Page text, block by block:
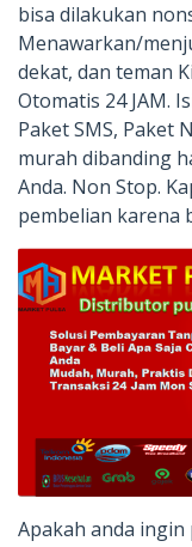
bisa dilakukan
Menawarkan/
dekat, dan teman
Otomatis 24 JAM.
Paket SMS, Paket
murah dibanding
Anda. Non Stop.
pembelian karena
Apakah anda ingin